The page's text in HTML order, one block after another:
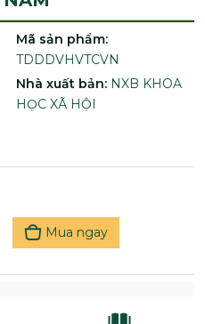
Mã sản phẩm:
TDDDVHVTCVN
Nhà xuất bản: NXB KHOA
HỌC XÃ HỘI
Mua ngay